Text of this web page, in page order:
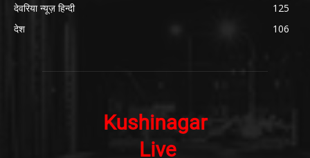
देवरिया न्यूज़ हिन्दी
125
देश
106